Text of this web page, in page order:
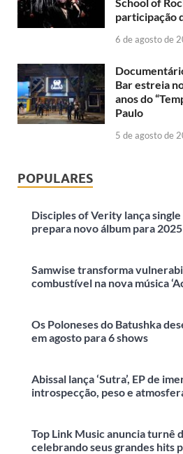
participação
6 de agosto de
Bar estreia
anos do
Paulo
5 de agosto de
POPULARES
Disciples of Verity lança single
prepara novo álbum para 2025
Samwise transforma
combustível na nova música
Os Poloneses do Batushka
em agosto para 6 shows
Abissal lança ‘Sutra’, EP de
introspecção, peso e
Top Link Music anuncia turnê
celebrando seus grandes hits